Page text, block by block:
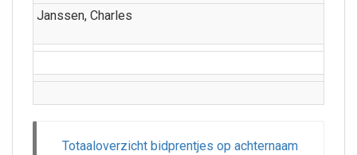
Janssen, Charles
Totaaloverzicht bidprentjes op achternaam